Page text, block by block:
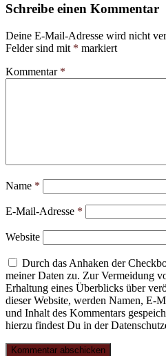
Schreibe einen Kommentar
Deine E-Mail-Adresse wird nicht
Felder sind mit * markiert
Kommentar *
Name *
E-Mail-Adresse *
Website
Durch das Anhaken der
meiner Daten zu. Zur Vermeidung
Erhaltung eines Überblicks über
dieser Website, werden Namen, E-
und Inhalt des Kommentars
hierzu findest Du in der